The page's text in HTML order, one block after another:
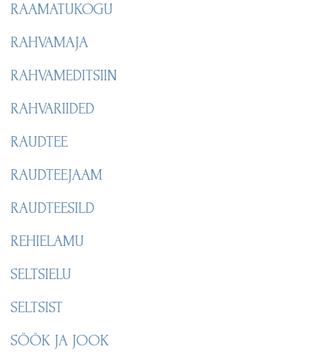
RAAMATUKOGU
RAHVAMAJA
RAHVAMEDITSIIN
RAHVARIIDED
RAUDTEE
RAUDTEEJAAM
RAUDTEESILD
REHIELAMU
SELTSIELU
SELTSIST
SÖÖK JA JOOK